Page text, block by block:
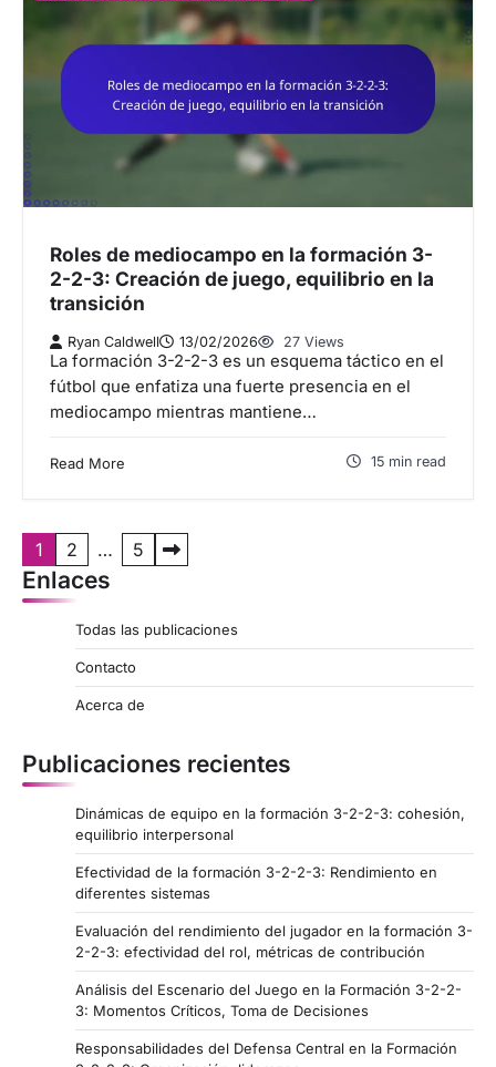
Roles de mediocampo en la formación 3-
2-2-3: Creación de juego, equilibrio en la
transición
Ryan Caldwell 13/02/2026 27 Views
La formación 3-2-2-3 es un esquema táctico en el
fútbol que enfatiza una fuerte presencia en el
mediocampo mientras mantiene…
Read More 15 min read
o
a
g
1 2 … 5
Enlaces
Todas las publicaciones
Contacto
Acerca de
Publicaciones recientes
Dinámicas de equipo en la formación 3-2-2-3: cohesión,
equilibrio interpersonal
Efectividad de la formación 3-2-2-3: Rendimiento en
diferentes sistemas
Evaluación del rendimiento del jugador en la formación 3-
2-2-3: efectividad del rol, métricas de contribución
Análisis del Escenario del Juego en la Formación 3-2-2-
3: Momentos Críticos, Toma de Decisiones
Responsabilidades del Defensa Central en la Formación